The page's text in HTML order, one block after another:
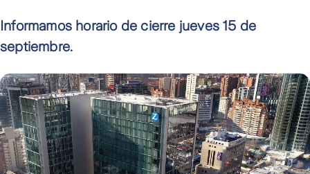
Informamos horario de cierre jueves 15 de
septiembre.